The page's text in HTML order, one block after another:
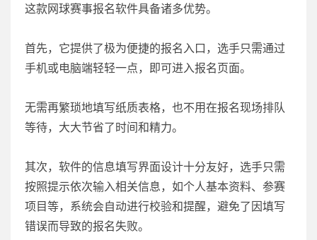
这款网球赛事报名软件具备诸多优势。
首先，它提供了极为便捷的报名入口，选手只需通过
手机或电脑端轻轻一点，即可进入报名页面。
无需再繁琐地填写纸质表格，也不用在报名现场排队
等待，大大节省了时间和精力。
其次，软件的信息填写界面设计十分友好，选手只需
按照提示依次输入相关信息，如个人基本资料、参赛
项目等，系统会自动进行校验和提醒，避免了因填写
错误而导致的报名失败。